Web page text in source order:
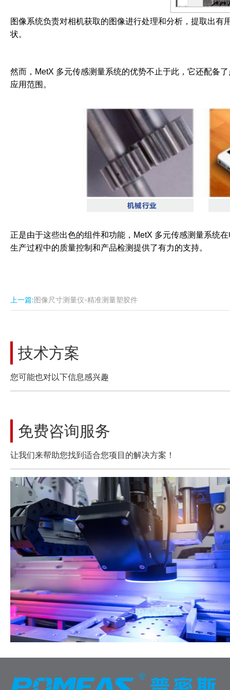
图像系统负责对相机获取的图像进行处理和分析，提取出
状。
然而，MetX 多元传感测量系统的优势不止于此，它还配备
应用范围。
正是由于这些出色的组件和功能，MetX 多元传感测量系统
生产过程中的质量控制和产品检测提供了有力的支持。
上一篇:图像尺寸测量仪-精准测量塑胶件
技术方案
您可能也对以下信息感兴趣
免费咨询服务
让我们来帮助您找到适合您项目的解决方案！